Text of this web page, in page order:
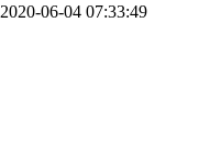
2020-06-04 07:33:49